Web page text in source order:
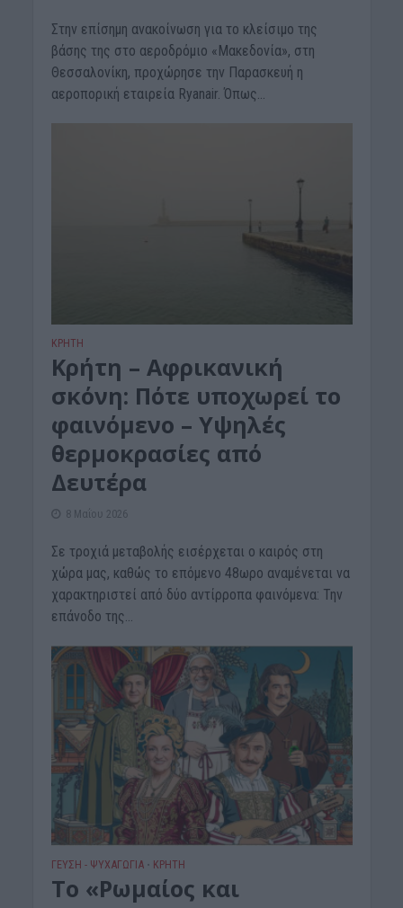
Στην επίσημη ανακοίνωση για το κλείσιμο της
βάσης της στο αεροδρόμιο «Μακεδονία», στη
Θεσσαλονίκη, προχώρησε την Παρασκευή η
αεροπορική εταιρεία Ryanair. Όπως...
ΚΡΗΤΗ
Κρήτη – Αφρικανική
σκόνη: Πότε υποχωρεί το
φαινόμενο – Υψηλές
θερμοκρασίες από
Δευτέρα
8 Μαΐου 2026
Σε τροχιά μεταβολής εισέρχεται ο καιρός στη
χώρα μας, καθώς το επόμενο 48ωρο αναμένεται να
χαρακτηριστεί από δύο αντίρροπα φαινόμενα: Την
επάνοδο της...
ΓΕΎΣΗ - ΨΥΧΑΓΩΓΊΑ • ΚΡΗΤΗ
Το «Ρωμαίος και